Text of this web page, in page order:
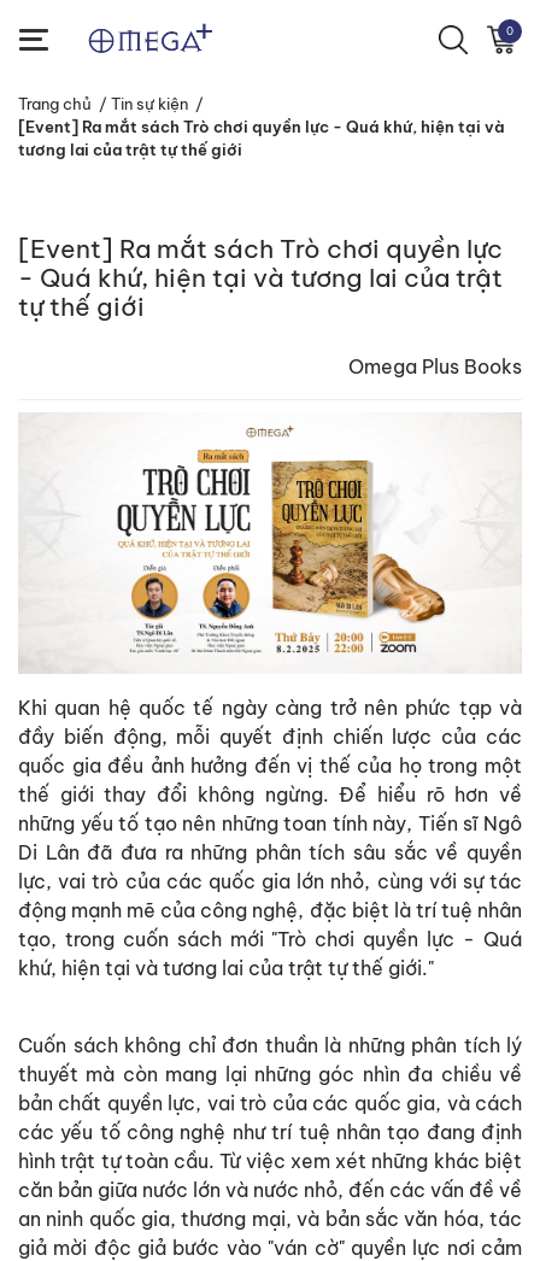
0
Trang chủ / Tin sự kiện /
[Event] Ra mắt sách Trò chơi quyền lực - Quá khứ, hiện tại và
tương lai của trật tự thế giới
[Event] Ra mắt sách Trò chơi quyền lực
- Quá khứ, hiện tại và tương lai của trật
tự thế giới
Omega Plus Books
Khi quan hệ quốc tế ngày càng trở nên phức tạp và
đầy biến động, mỗi quyết định chiến lược của các
quốc gia đều ảnh hưởng đến vị thế của họ trong một
thế giới thay đổi không ngừng. Để hiểu rõ hơn về
những yếu tố tạo nên những toan tính này, Tiến sĩ Ngô
Di Lân đã đưa ra những phân tích sâu sắc về quyền
lực, vai trò của các quốc gia lớn nhỏ, cùng với sự tác
động mạnh mẽ của công nghệ, đặc biệt là trí tuệ nhân
tạo, trong cuốn sách mới "Trò chơi quyền lực - Quá
khứ, hiện tại và tương lai của trật tự thế giới."
Cuốn sách không chỉ đơn thuần là những phân tích lý
thuyết mà còn mang lại những góc nhìn đa chiều về
bản chất quyền lực, vai trò của các quốc gia, và cách
các yếu tố công nghệ như trí tuệ nhân tạo đang định
hình trật tự toàn cầu. Từ việc xem xét những khác biệt
căn bản giữa nước lớn và nước nhỏ, đến các vấn đề về
an ninh quốc gia, thương mại, và bản sắc văn hóa, tác
giả mời độc giả bước vào "ván cờ" quyền lực nơi cảm